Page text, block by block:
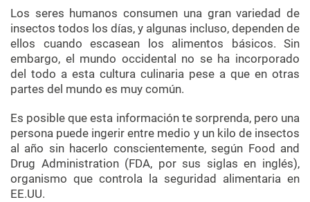
Los seres humanos consumen una gran variedad de
insectos todos los días, y algunas incluso, dependen de
ellos cuando escasean los alimentos básicos. Sin
embargo, el mundo occidental no se ha incorporado
del todo a esta cultura culinaria pese a que en otras
partes del mundo es muy común.
Es posible que esta información te sorprenda, pero una
persona puede ingerir entre medio y un kilo de insectos
al año sin hacerlo conscientemente, según Food and
Drug Administration (FDA, por sus siglas en inglés),
organismo que controla la seguridad alimentaria en
EE.UU.